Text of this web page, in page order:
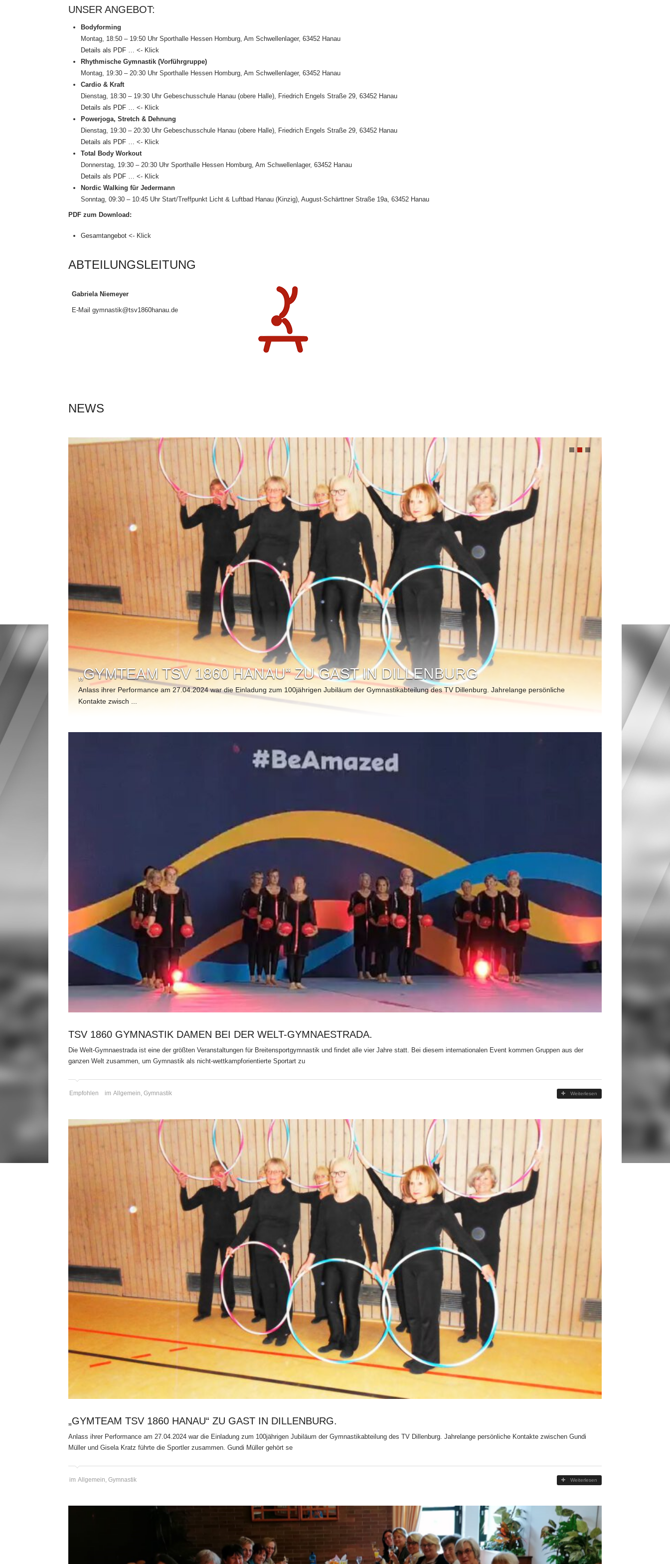
UNSER ANGEBOT:
Bodyforming
Montag, 18:50 – 19:50 Uhr Sporthalle Hessen Homburg, Am Schwellenlager, 63452 Hanau
Details als PDF … <- Klick
Rhythmische Gymnastik (Vorführgruppe)
Montag, 19:30 – 20:30 Uhr Sporthalle Hessen Homburg, Am Schwellenlager, 63452 Hanau
Cardio & Kraft
Dienstag, 18:30 – 19:30 Uhr Gebeschusschule Hanau (obere Halle), Friedrich Engels Straße 29, 63452 Hanau
Details als PDF … <- Klick
Powerjoga, Stretch & Dehnung
Dienstag, 19:30 – 20:30 Uhr Gebeschusschule Hanau (obere Halle), Friedrich Engels Straße 29, 63452 Hanau
Details als PDF … <- Klick
Total Body Workout
Donnerstag, 19:30 – 20:30 Uhr Sporthalle Hessen Homburg, Am Schwellenlager, 63452 Hanau
Details als PDF … <- Klick
Nordic Walking für Jedermann
Sonntag, 09:30 – 10:45 Uhr Start/Treffpunkt Licht & Luftbad Hanau (Kinzig), August-Schärttner Straße 19a, 63452 Hanau
PDF zum Download:
Gesamtangebot <- Klick
ABTEILUNGSLEITUNG
Gabriela Niemeyer
E-Mail gymnastik@tsv1860hanau.de
NEWS
FIT UND GESELLIG: SOMMERFEST UND ZUKUNFT DER GYMNASTIK
BEIM TSV 1860 HANAU
In diesem Jahr hat die Gymnastikabteilung des TSV 1860 Hanau am Samstag, 22.6.2024, im Rahmen ihrer Jahreshauptversammlung zu einem gemeinsamen
Sommerfest in die San ...
TSV 1860 GYMNASTIK DAMEN BEI DER WELT-GYMNAESTRADA.
Die Welt-Gymnaestrada ist eine der größten Veranstaltungen für Breitensportgymnastik und findet alle vier Jahre statt. Bei diesem internationalen Event kommen Gruppen aus der
ganzen Welt zusammen, um Gymnastik als nicht-wettkampforientierte Sportart zu
Empfohlen im Allgemein, Gymnastik Weiterlesen
„GYMTEAM TSV 1860 HANAU“ ZU GAST IN DILLENBURG.
Anlass ihrer Performance am 27.04.2024 war die Einladung zum 100jährigen Jubiläum der Gymnastikabteilung des TV Dillenburg. Jahrelange persönliche Kontakte zwischen Gundi
Müller und Gisela Kratz führte die Sportler zusammen. Gundi Müller gehört se
im Allgemein, Gymnastik Weiterlesen